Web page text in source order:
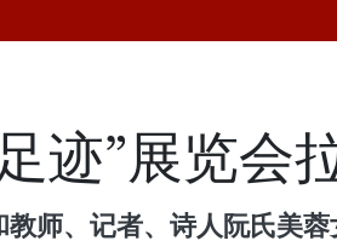
迹”展览会
师、记者、诗人阮氏美